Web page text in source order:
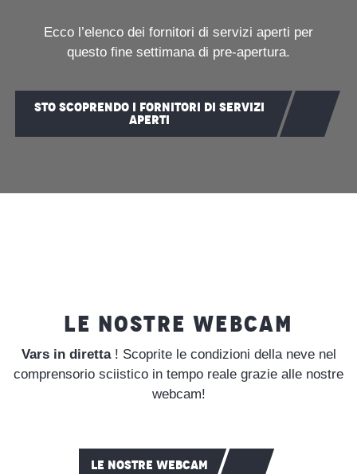
Ecco l’elenco dei fornitori di servizi aperti per
questo fine settimana di pre-apertura.
STO SCOPRENDO I FORNITORI DI SERVIZI
APERTI
LE NOSTRE WEBCAM
Vars in diretta ! Scoprite le condizioni della neve nel
comprensorio sciistico in tempo reale grazie alle nostre
webcam!
LE NOSTRE WEBCAM